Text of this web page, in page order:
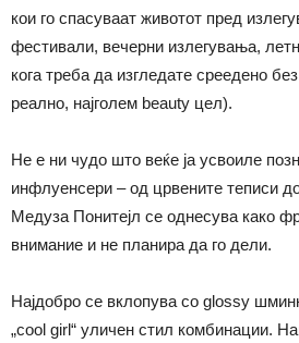
кои го спасуваат животот пред
фестивали, вечерни излегувања,
кога треба да изгледате среедено
реално, најголем beauty цел).
Не е ни чудо што веќе ја усвоиле
инфлуенсери – од црвените теписи
Медуза Понитeјл се однесува како
внимание и не планира да го дели.
Најдобро се вклопува со glossy
„cool girl“ уличен стил комбинации.